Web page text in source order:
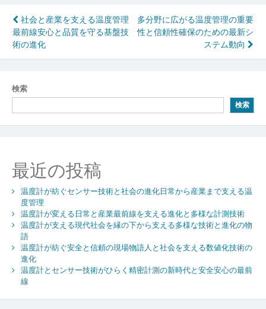
投
稿
ナ
ビ
ゲ
ー
ョ
ン
社会と産業を支える温度管理
最前線安心と品質を守る基盤技
術の進化
多分野に広がる温度管理の重要
性と信頼性確保のための最新シ
ステム動向
検索
検索
最近の投稿
温度計が紡ぐセンサー技術と社会の進化日常から産業まで支える温
度管理
温度計が変える日常と産業最前線を支える進化と多様な計測技術
温度計が支える現代社会を縁の下から支える多様な技術と進化の物
語
温度計が紡ぐ安全と信頼の現場物語人と社会を支える数値化技術の
進化
温度計とセンサー技術がひらく精密計測の新時代と安全安心の最前
線